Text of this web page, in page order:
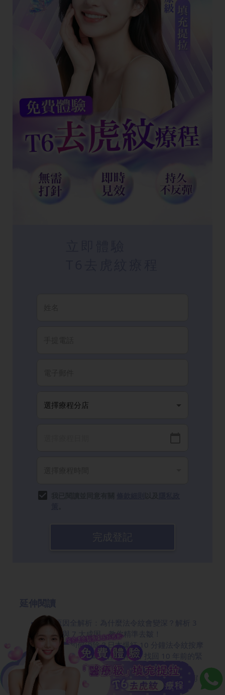
虎紋原因全解析：為什麼法令紋會變深？解析 3
大類型與 7 大成因，教你精準去皺！
法令紋要如何消除？日本爆紅 10 分鐘法令紋按摩
拉提法＋5 種醫美療程全解析，找回 10 年前的緊
緻線條！
動態紋是什麼？3秒自我檢測法！解析3大皺紋類
型+6大營養師推薦抗皺食物！